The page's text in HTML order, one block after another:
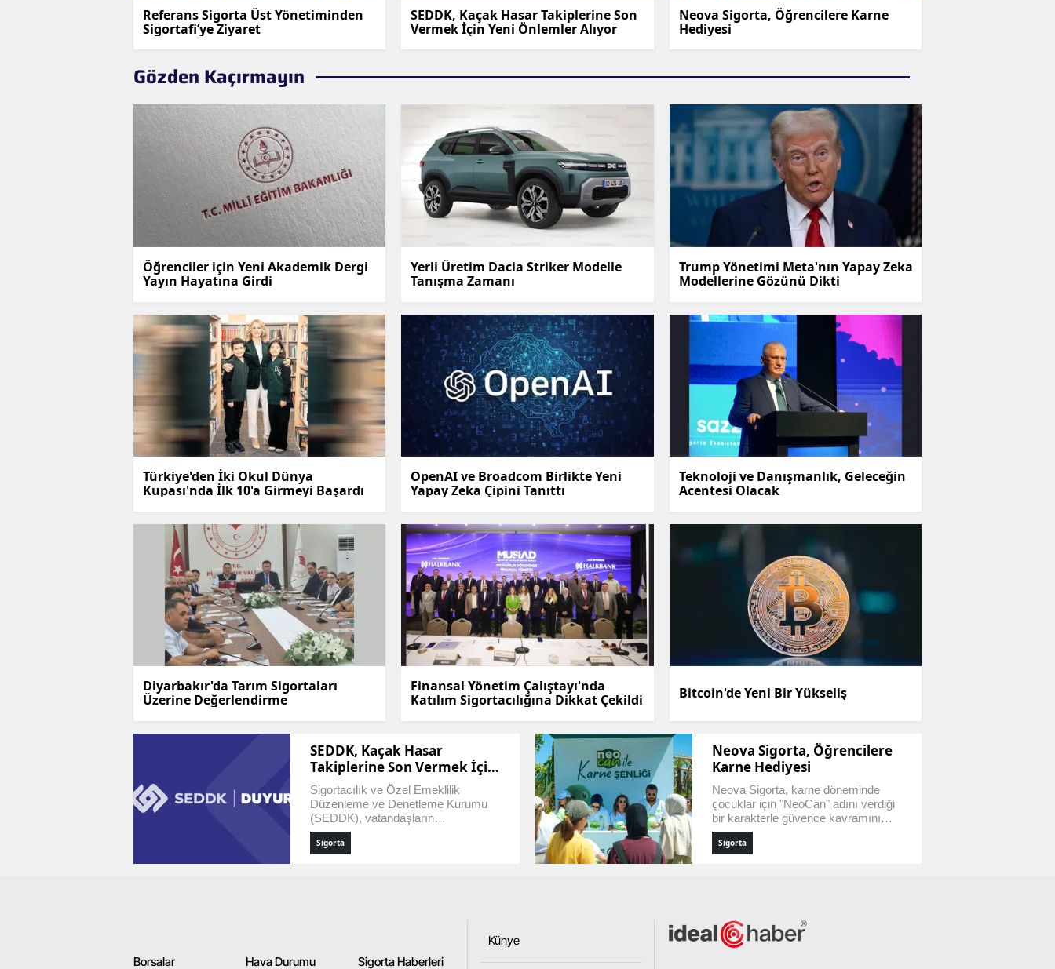
Mardin
Nevşehir
Niğde
Ordu
Rize
Sakarya
Siirt
Sinop
Sivas
Tekirdağ
Tokat
Trabzon
Şanlıurfa
Uşak
Van
Yozgat
Zonguldak
Aksaray
Karaman
Ardahan
Referans Sigorta Üst Yönetiminden
Sigortafi’ye Ziyaret
SEDDK, Kaçak Hasar Takiplerine Son
Vermek İçin Yeni Önlemler Alıyor
Neova Sigorta, Öğrencilere Karne
Hediyesi
Gözden Kaçırmayın
Öğrenciler için Yeni Akademik Dergi
Yayın Hayatına Girdi
Yerli Üretim Dacia Striker Modelle
Tanışma Zamanı
Trump Yönetimi Meta'nın Yapay Zeka
Modellerine Gözünü Dikti
Türkiye'den İki Okul Dünya
Kupası'nda İlk 10'a Girmeyi Başardı
OpenAI ve Broadcom Birlikte Yeni
Yapay Zeka Çipini Tanıttı
Teknoloji ve Danışmanlık, Geleceğin
Acentesi Olacak
Diyarbakır'da Tarım Sigortaları
Üzerine Değerlendirme
Finansal Yönetim Çalıştayı'nda
Katılım Sigortacılığına Dikkat Çekildi
Bitcoin'de Yeni Bir Yükseliş
SEDDK, Kaçak Hasar
Takiplerine Son Vermek İçin
Yeni Önlemler Alıyor
Sigortacılık ve Özel Emeklilik
Düzenleme ve Denetleme Kurumu
(SEDDK), vatandaşların
mağduriyetini önlemek için yasadışı
hasar aracılığı yapan yapıların
Sigorta
Neova Sigorta, Öğrencilere
Karne Hediyesi
Neova Sigorta, karne döneminde
çocuklar için "NeoCan" adını verdiği
bir karakterle güvence kavramını
eğlenceli bir şekilde tanıttı. Vialand'de
gerçekleştirilen bu özel etkinlik,
Sigorta
Borsalar Hava Durumu Sigorta Haberleri
Künye